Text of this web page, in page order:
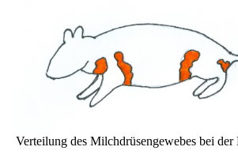
Verteilung des Milchdrüsengewebes bei der